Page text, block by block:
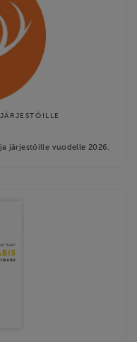
järjestöille vuodelle 2026.